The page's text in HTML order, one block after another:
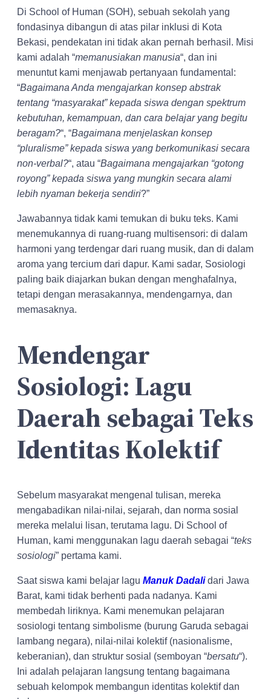
Di School of Human (SOH), sebuah sekolah yang
fondasinya dibangun di atas pilar inklusi di Kota
Bekasi, pendekatan ini tidak akan pernah berhasil. Misi
kami adalah “memanusiakan manusia“, dan ini
menuntut kami menjawab pertanyaan fundamental:
“Bagaimana Anda mengajarkan konsep abstrak
tentang “masyarakat” kepada siswa dengan spektrum
kebutuhan, kemampuan, dan cara belajar yang begitu
beragam?“, “Bagaimana menjelaskan konsep
“pluralisme” kepada siswa yang berkomunikasi secara
non-verbal?“, atau “Bagaimana mengajarkan “gotong
royong” kepada siswa yang mungkin secara alami
lebih nyaman bekerja sendiri?”
Jawabannya tidak kami temukan di buku teks. Kami
menemukannya di ruang-ruang multisensori: di dalam
harmoni yang terdengar dari ruang musik, dan di dalam
aroma yang tercium dari dapur. Kami sadar, Sosiologi
paling baik diajarkan bukan dengan menghafalnya,
tetapi dengan merasakannya, mendengarnya, dan
memasaknya.
Mendengar
Sosiologi: Lagu
Daerah sebagai Teks
Identitas Kolektif
Sebelum masyarakat mengenal tulisan, mereka
mengabadikan nilai-nilai, sejarah, dan norma sosial
mereka melalui lisan, terutama lagu. Di School of
Human, kami menggunakan lagu daerah sebagai “teks
sosiologi” pertama kami.
Saat siswa kami belajar lagu Manuk Dadalidari Jawa
Barat, kami tidak berhenti pada nadanya. Kami
membedah liriknya. Kami menemukan pelajaran
sosiologi tentang simbolisme (burung Garuda sebagai
lambang negara), nilai-nilai kolektif (nasionalisme,
keberanian), dan struktur sosial (semboyan “bersatu“).
Ini adalah pelajaran langsung tentang bagaimana
sebuah kelompok membangun identitas kolektif dan